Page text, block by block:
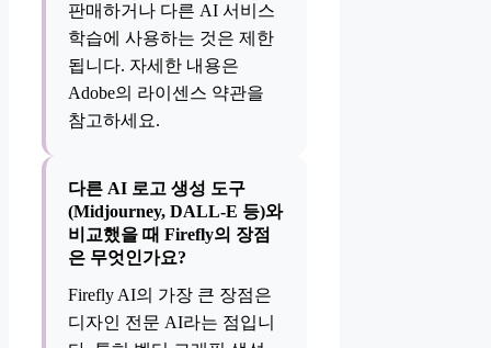
판매하거나 다른 AI 서비스
학습에 사용하는 것은 제한
됩니다. 자세한 내용은
Adobe의 라이센스 약관을
참고하세요.
다른 AI 로고 생성 도구
(Midjourney, DALL-E 등)와
비교했을 때 Firefly의 장점
은 무엇인가요?
Firefly AI의 가장 큰 장점은
디자인 전문 AI라는 점입니